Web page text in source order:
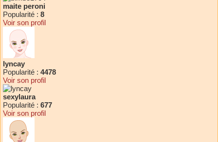
maite peroni
Popularité : 8
Voir son profil
lyncay
Popularité : 4478
Voir son profil
sexylaura
Popularité : 677
Voir son profil